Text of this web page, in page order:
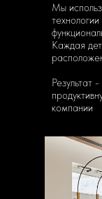
Мы
Каждая
Результат
компании